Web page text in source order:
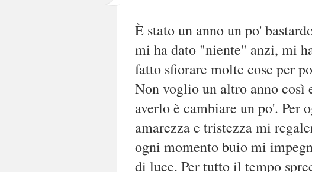
È stato un anno un po'
mi ha dato "niente" anzi, mi
fatto sfiorare molte cose per
Non voglio un altro anno così
averlo è cambiare un po'. Per
amarezza e tristezza mi
ogni momento buio mi
di luce. Per tutto il tempo